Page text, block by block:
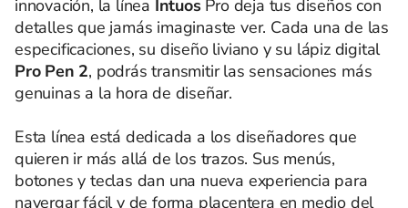
innovación, la línea IntuosPro deja tus diseños con
detalles que jamás imaginaste ver. Cada una de las
especificaciones, su diseño liviano y su lápiz digital
Pro Pen 2, podrás transmitir las sensaciones más
genuinas a la hora de diseñar.
Esta línea está dedicada a los diseñadores que
quieren ir más allá de los trazos. Sus menús,
botones y teclas dan una nueva experiencia para
navergar fácil y de forma placentera en medio del